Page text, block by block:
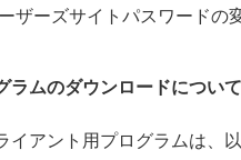
ザーズサイトパスワードの
ラムのダウンロードについ
イアント用プログラムは、